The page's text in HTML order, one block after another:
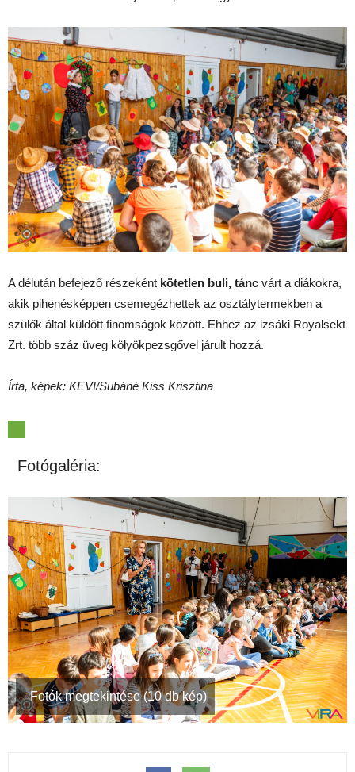
A délután befejező részeként kötetlen buli, tánc várt a diákokra,
akik pihenésképpen csemegézhettek az osztálytermekben a
szülők által küldött finomságok között. Ehhez az izsáki Royalsekt
Zrt. több száz üveg kölyökpezsgővel járult hozzá.
Írta, képek: KEVI/Subáné Kiss Krisztina
Fotógaléria:
Fotók megtekintése (10 db kép)